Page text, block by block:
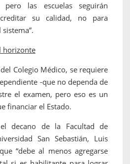
las escuelas seguirán
su calidad, no para
horizonte
Colegio Médico, se requiere
-que no dependa de
el examen, pero eso es un
financiar el Estado.
decano de la Facultad de
San Sebastián, Luis
“debe al menos agregarse